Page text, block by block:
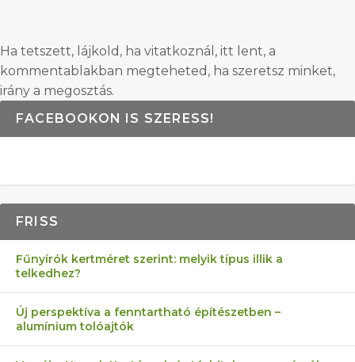
Ha tetszett, lájkold, ha vitatkoznál, itt lent, a
kommentablakban megteheted, ha szeretsz minket,
irány a megosztás.
FACEBOOKON IS SZERESS!
FRISS
Fűnyírók kertméret szerint: melyik típus illik a
telkedhez?
Új perspektíva a fenntartható építészetben –
alumínium tolóajtók